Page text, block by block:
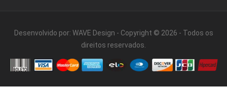
Desenvolvido por: WAVE Design - Copyright © 2026 - Todos os
direitos reservados.